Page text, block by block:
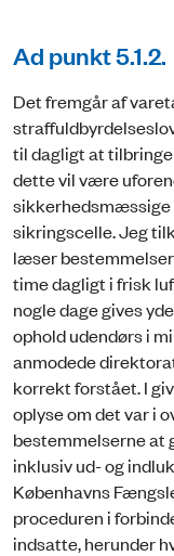
Ad punkt
Det fremgår af
til dagligt at
dette vil være
sikkerhedsmæssige
sikringscelle. Jeg
læser
time dagligt i frisk
nogle dage gives
ophold udendørs i
anmodede
korrekt forstået. I
oplyse om det var i
bestemmelserne at
inklusiv ud- og
Københavns
proceduren i
indsatte, herunder